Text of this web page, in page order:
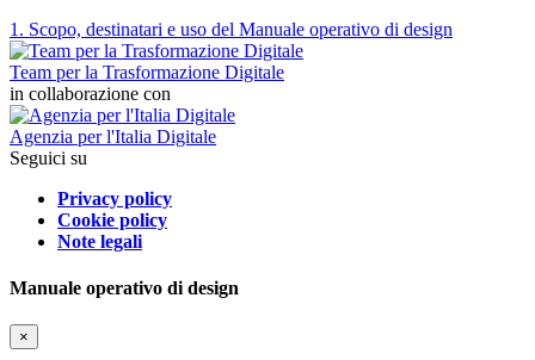
1. Scopo, destinatari e uso del Manuale operativo di design
Team per la Trasformazione Digitale
in collaborazione con
Agenzia per l'Italia Digitale
Seguici su
Privacy policy
Cookie policy
Note legali
Manuale operativo di design
×